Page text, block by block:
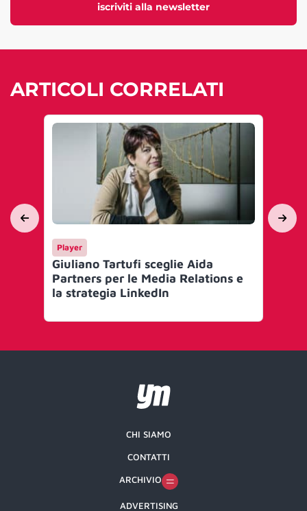
iscriviti alla newsletter
ARTICOLI CORRELATI
Player
Giuliano Tartufi sceglie Aida
Partners per le Media Relations e
la strategia LinkedIn
CHI SIAMO
CONTATTI
ARCHIVIO
ADVERTISING